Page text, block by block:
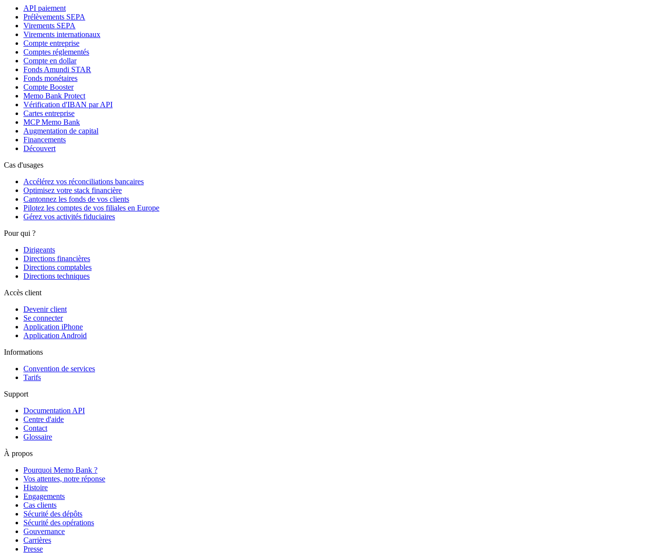
API paiement
Prélèvements SEPA
Virements SEPA
Virements internationaux
Compte entreprise
Comptes réglementés
Compte en dollar
Fonds Amundi STAR
Fonds monétaires
Compte Booster
Memo Bank Protect
Vérification d'IBAN par API
Cartes entreprise
MCP Memo Bank
Augmentation de capital
Financements
Découvert
Cas d'usages
Accélérez vos réconciliations bancaires
Optimisez votre stack financière
Cantonnez les fonds de vos clients
Pilotez les comptes de vos filiales en Europe
Gérez vos activités fiduciaires
Pour qui ?
Dirigeants
Directions financières
Directions comptables
Directions techniques
Accès client
Devenir client
Se connecter
Application iPhone
Application Android
Informations
Convention de services
Tarifs
Support
Documentation API
Centre d'aide
Contact
Glossaire
À propos
Pourquoi Memo Bank ?
Vos attentes, notre réponse
Histoire
Engagements
Cas clients
Sécurité des dépôts
Sécurité des opérations
Gouvernance
Carrières
Presse